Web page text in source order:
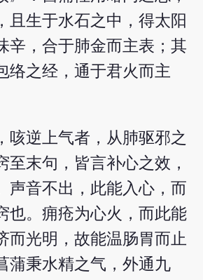
且生于水石之中，得太阳
辛，合于肺金而主表；其
络之经，通于君火而主
咳逆上气者，从肺驱邪之
至末句，皆言补心之效，
声音不出，此能入心，而
也。痈疮为心火，而此能
而光明，故能温肠胃而止
蒲秉水精之气，外通九